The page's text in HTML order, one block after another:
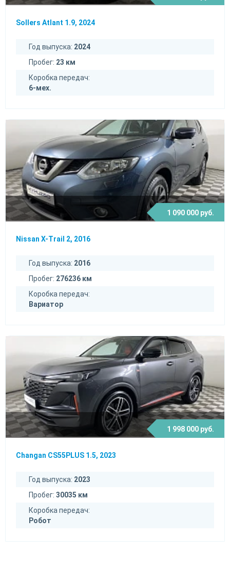
Sollers Atlant 1.9, 2024
Год выпуска: 2024
Пробег: 23 км
Коробка передач:
6-мех.
1 090 000 руб.
Nissan X-Trail 2, 2016
Год выпуска: 2016
Пробег: 276236 км
Коробка передач:
Вариатор
1 998 000 руб.
Changan CS55PLUS 1.5, 2023
Год выпуска: 2023
Пробег: 30035 км
Коробка передач:
Робот